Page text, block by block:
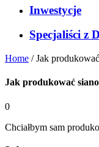
Inwestycje
Specjaliści z
Home /Jak
Jak produkować
0
Chciałbym sam